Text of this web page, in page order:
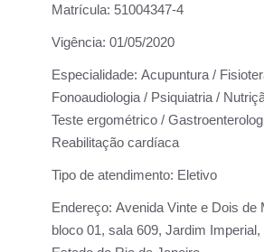
Matrícula: 51004347-4
Vigência: 01/05/2020
Especialidade: Acupuntura /
Fonoaudiologia / Psiquiatria /
Teste ergométrico /
Reabilitação cardíaca
Tipo de atendimento: Eletivo
Endereço: Avenida Vinte e Dois de
bloco 01, sala 609, Jardim Imperial,